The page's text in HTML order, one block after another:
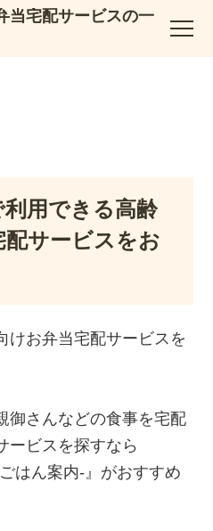
当宅配サービスの一
用できる高齢
サービスをお
けお弁当宅配サービスを
御さんなどの食事を宅配
ービスを探すなら
はん案内‐』がおすすめ